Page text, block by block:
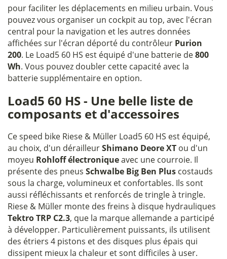
pour faciliter les déplacements en milieu urbain. Vous
pouvez vous organiser un cockpit au top, avec l'écran
central pour la navigation et les autres données
affichées sur l'écran déporté du contrôleur Purion
200. Le Load5 60 HS est équipé d'une batterie de800
Wh. Vous pouvez doubler cette capacité avec la
batterie supplémentaire en option.
Load5 60 HS - Une belle liste de
composants et d'accessoires
Ce speed bike Riese & Müller Load5 60 HS est équipé,
au choix, d'un dérailleurShimano Deore XT ou d'un
moyeu Rohloff électroniqueavec une courroie. Il
présente des pneus Schwalbe Big Ben Plus costauds
sous la charge, volumineux et confortables. Ils sont
aussi réfléchissants et renforcés de tringle à tringle.
Riese & Müller monte des freins à disque hydrauliques
Tektro TRP C2.3, que la marque allemande a participé
à développer. Particulièrement puissants, ils utilisent
des étriers 4 pistons et des disques plus épais qui
dissipent mieux la chaleur et sont difficiles à user.